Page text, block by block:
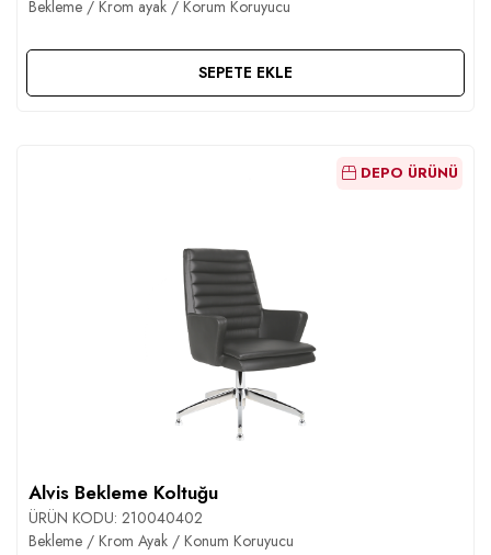
Bekleme / Krom ayak / Korum Koruyucu
SEPETE EKLE
DEPO ÜRÜNÜ
Alvis Bekleme Koltuğu
ÜRÜN KODU: 210040402
Bekleme / Krom Ayak / Konum Koruyucu